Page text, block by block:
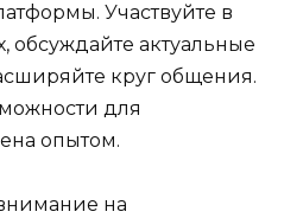
Участвуйте в
обсуждайте актуальные
круг общения.
для
опытом.
на